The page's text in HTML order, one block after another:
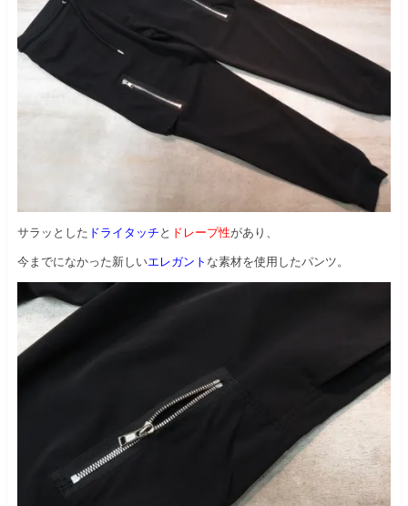
サラッとした ドライタッチと ドレープ性があり、
今までになかった新しいエレガント な素材を使用したパンツ。